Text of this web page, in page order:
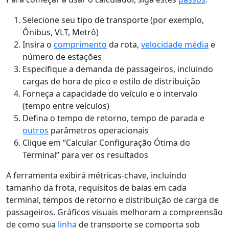
Selecione seu tipo de transporte (por exemplo,
Ônibus, VLT, Metrô)
Insira o comprimento da rota, velocidade média e
número de estações
Especifique a demanda de passageiros, incluindo
cargas de hora de pico e estilo de distribuição
Forneça a capacidade do veículo e o intervalo
(tempo entre veículos)
Defina o tempo de retorno, tempo de parada e
outros parâmetros operacionais
Clique em “Calcular Configuração Ótima do
Terminal” para ver os resultados
A ferramenta exibirá métricas-chave, incluindo
tamanho da frota, requisitos de baias em cada
terminal, tempos de retorno e distribuição de carga de
passageiros. Gráficos visuais melhoram a compreensão
de como sua linha de transporte se comporta sob